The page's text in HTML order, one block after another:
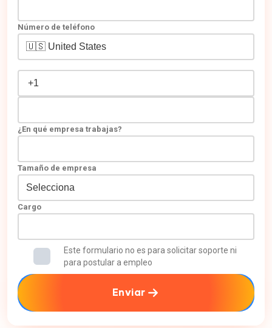
Número de teléfono
¿En qué empresa trabajas?
Tamaño de empresa
Cargo
Este formulario no es para solicitar soporte ni
para postular a empleo
Enviar